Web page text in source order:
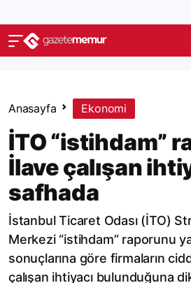
Anasayfa Ekonomi
İTO “istihdam”
İlave çalışan
safhada
İstanbul Ticaret Odası (İTO)
Merkezi “istihdam” raporunu
sonuçlarına göre firmaların
çalışan ihtiyacı bulunduğuna